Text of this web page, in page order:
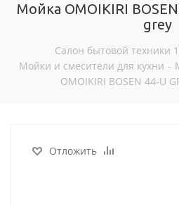
Мойка OMOIKIRI
grey
Салон бытовой техники
Мойки и смесители для кухни -
OMOIKIRI BOSEN 44-U
Отложить